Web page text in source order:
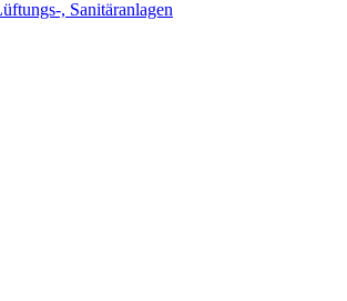
, Sanitäranlagen